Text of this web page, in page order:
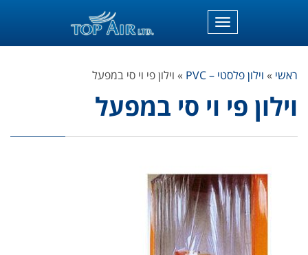
תפריט
ראשי » וילון פלסטי – PVC » וילון פי וי סי במפעל
וילון פי וי סי במפעל